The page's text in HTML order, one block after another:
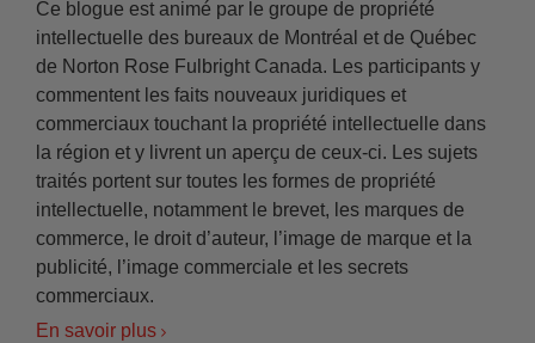
Ce blogue est animé par le groupe de propriété
intellectuelle des bureaux de Montréal et de Québec
de Norton Rose Fulbright Canada. Les participants y
commentent les faits nouveaux juridiques et
commerciaux touchant la propriété intellectuelle dans
la région et y livrent un aperçu de ceux-ci. Les sujets
traités portent sur toutes les formes de propriété
intellectuelle, notamment le brevet, les marques de
commerce, le droit d’auteur, l’image de marque et la
publicité, l’image commerciale et les secrets
commerciaux.
En savoir plus